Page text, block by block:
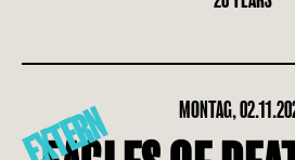
MONTAG,
EXTERN